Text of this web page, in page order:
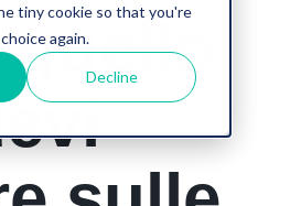
tiny cookie so that you're
again.
Decline